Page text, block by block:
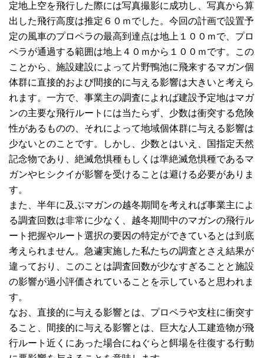
定地上空を飛行した際には写真撮影に成功し、写真から算
出した飛行高度は推定６０ｍでした。今回の計画で設置予
定の風車のプロペラの最高到達点は地上１００ｍで、プロ
ペラが通過する範囲は地上４０ｍから１００ｍです。この
ことから、施設建設によって片野鴨池に飛来するマガン個
体群に直接的および間接的に与える影響は大きいと考えら
れます。一方で、事業主の調査によれば建設予定地はマガ
ンの主要な飛行ルートには当たらず、少数は衝突する危険
性があるものの、それによって地域個体群に与える影響は
少ないとのことです。しかし、少数とはいえ、国指定天然
記念物であり、絶滅危惧種もしくは準絶滅危惧種であるマ
ガンやヒシクイが影響を受けることは避ける必要がありま
す。
また、半年に及ぶマガンの越冬期間を考えれば事業主によ
る調査回数は非常に少なく、越冬期間中のマガンの飛行ル
ート把握やルート選択の要因の特定ができているとは到底
考えられません。急遽実施した私たちの調査とさえ結果が
違っており、このことは調査回数が少なすぎることと施設
の影響が過小評価されていることを示していると思われま
す。
なお、直接的に与える影響とは、プロペラや支柱に衝突す
ること、間接的に与える影響とは、巨大な人工建造物が飛
行ルート近くにあった場合にねぐらと餌場を往復する行動